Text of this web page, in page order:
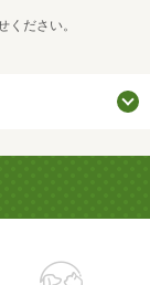
ださい。